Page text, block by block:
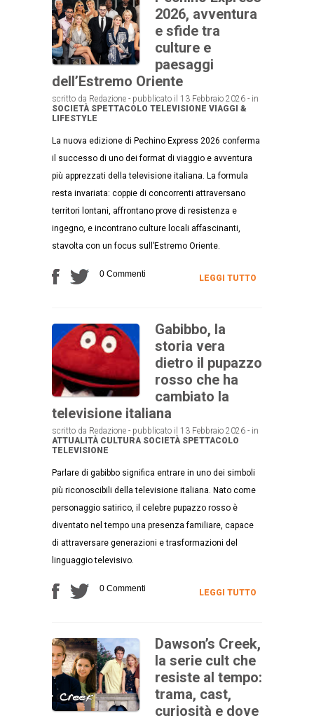
2026, avventura
e sfide tra
culture e
paesaggi
dell’Estremo Oriente
scritto da Redazione - pubblicato il 13 Febbraio 2026 - in
SOCIETÀ SPETTACOLO TELEVISIONE VIAGGI &
LIFESTYLE
La nuova edizione di Pechino Express 2026 conferma
il successo di uno dei format di viaggio e avventura
più apprezzati della televisione italiana. La formula
resta invariata: coppie di concorrenti attraversano
territori lontani, affrontano prove di resistenza e
ingegno, e incontrano culture locali affascinanti,
stavolta con un focus sull’Estremo Oriente.
0 Commenti LEGGI TUTTO
Gabibbo, la
storia vera
dietro il pupazzo
rosso che ha
cambiato la
televisione italiana
scritto da Redazione - pubblicato il 13 Febbraio 2026 - in
ATTUALITÀ CULTURA SOCIETÀ SPETTACOLO
TELEVISIONE
Parlare di gabibbo significa entrare in uno dei simboli
più riconoscibili della televisione italiana. Nato come
personaggio satirico, il celebre pupazzo rosso è
diventato nel tempo una presenza familiare, capace
di attraversare generazioni e trasformazioni del
linguaggio televisivo.
0 Commenti LEGGI TUTTO
Dawson’s Creek,
la serie cult che
resiste al tempo:
trama, cast,
curiosità e dove